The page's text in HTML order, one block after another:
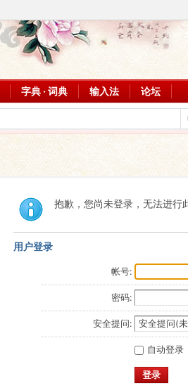
字典 · 词典 输入法 论坛
抱歉，您尚未登录，无法进行
用户登录
帐号:
密码:
安全提问:
自动登录
登录